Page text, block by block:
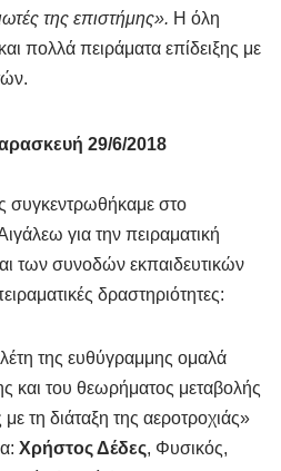
της επιστήμης». Η όλη
πολλά πειράματα επίδειξης με
29/6/2018
συγκεντρωθήκαμε στο
για την πειραματική
των συνοδών εκπαιδευτικών
δραστηριότητες:
της ευθύγραμμης ομαλά
και του θεωρήματος μεταβολής
με τη διάταξη της αεροτροχιάς»
Χρήστος Δέδες, Φυσικός,